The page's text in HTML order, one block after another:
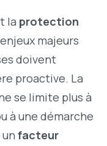
la protection
majeurs
doivent
proactive. La
se limite plus à
à une démarche
facteur